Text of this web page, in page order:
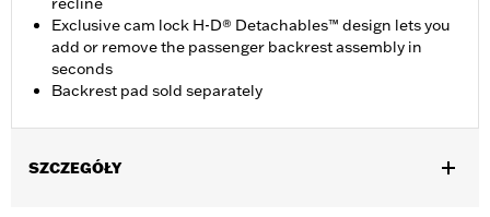
Exclusive cam lock H-D® Detachables™ design lets you
add or remove the passenger backrest assembly in
seconds
Backrest pad sold separately
SZCZEGÓŁY